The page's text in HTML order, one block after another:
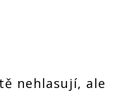
nehlasují, ale